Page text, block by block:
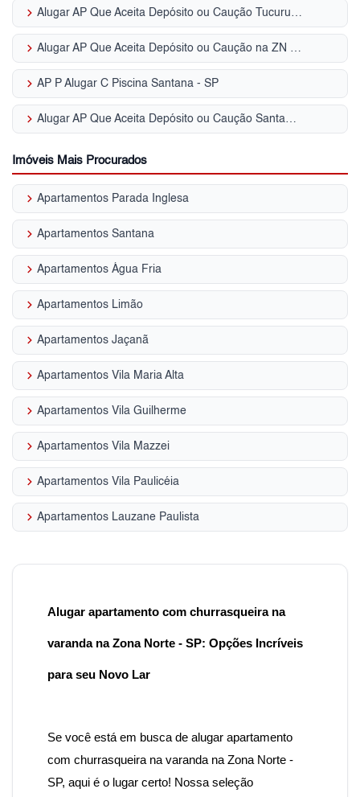
keyboard_arrow_right Alugar AP Que Aceita Depósito ou Caução Tucuruvi - SP
keyboard_arrow_right Alugar AP Que Aceita Depósito ou Caução na ZN - SP
keyboard_arrow_right AP P Alugar C Piscina Santana - SP
keyboard_arrow_right Alugar AP Que Aceita Depósito ou Caução Santana - SP
Imóveis Mais Procurados
keyboard_arrow_right Apartamentos Parada Inglesa
keyboard_arrow_right Apartamentos Santana
keyboard_arrow_right Apartamentos Água Fria
keyboard_arrow_right Apartamentos Limão
keyboard_arrow_right Apartamentos Jaçanã
keyboard_arrow_right Apartamentos Vila Maria Alta
keyboard_arrow_right Apartamentos Vila Guilherme
keyboard_arrow_right Apartamentos Vila Mazzei
keyboard_arrow_right Apartamentos Vila Paulicéia
keyboard_arrow_right Apartamentos Lauzane Paulista
Alugar apartamento com churrasqueira na
varanda na Zona Norte - SP: Opções Incríveis
para seu Novo Lar
Se você está em busca de alugar apartamento
com churrasqueira na varanda na Zona Norte -
SP, aqui é o lugar certo! Nossa seleção